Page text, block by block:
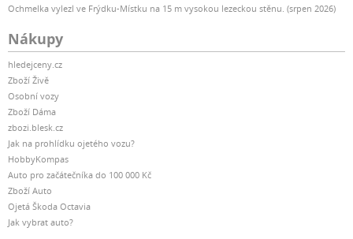
Ochmelka vylezl ve Frýdku-Místku na 15 m vysokou lezeckou stěnu. (srpen 2026)
Nákupy
hledejceny.cz
Zboží Živě
Osobní vozy
Zboží Dáma
zbozi.blesk.cz
Jak na prohlídku ojetého vozu?
HobbyKompas
Auto pro začátečníka do 100 000 Kč
Zboží Auto
Ojetá Škoda Octavia
Jak vybrat auto?